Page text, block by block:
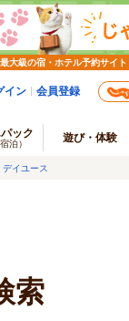
大級の宿・ホテル予約サイト
イン 会員登録
ック
泊） 遊び・体験
デイユース
索